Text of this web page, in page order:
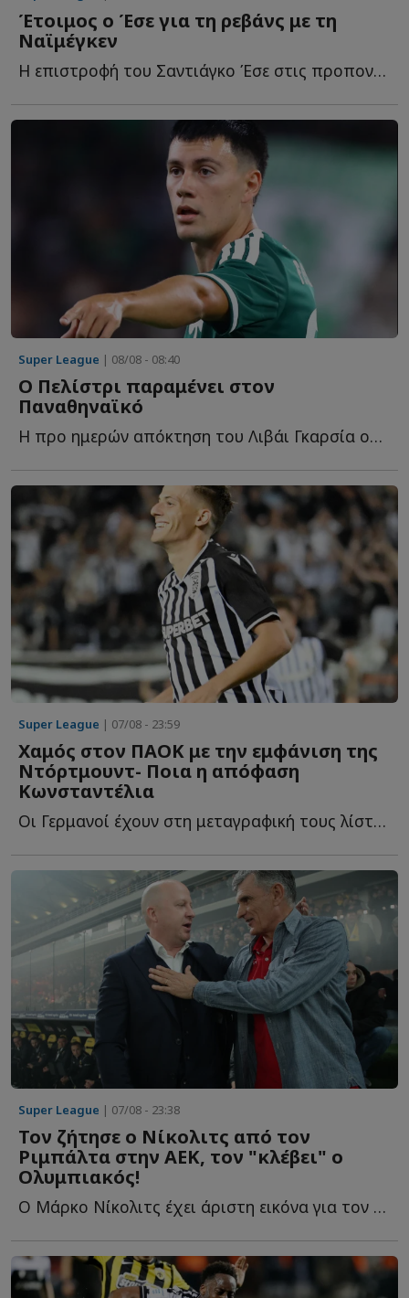
Έτοιμος ο Έσε για τη ρεβάνς με τη
Ναϊμέγκεν
Η επιστροφή του Σαντιάγκο Έσε στις προπονήσεις αλλάζει τ...
Super League | 08/08 - 08:40
Ο Πελίστρι παραμένει στον
Παναθηναϊκό
Η προ ημερών απόκτηση του Λιβάι Γκαρσία ουσιαστικά ο...
Super League | 07/08 - 23:59
Χαμός στον ΠΑΟΚ με την εμφάνιση της
Ντόρτμουντ- Ποια η απόφαση
Κωνσταντέλια
Οι Γερμανοί έχουν στη μεταγραφική τους λίστα και τον Γ...
Super League | 07/08 - 23:38
Τον ζήτησε ο Νίκολιτς από τον
Ριμπάλτα στην ΑΕΚ, τον "κλέβει" ο
Ολυμπιακός!
Ο Μάρκο Νίκολιτς έχει άριστη εικόνα για τον παίκτη κ...